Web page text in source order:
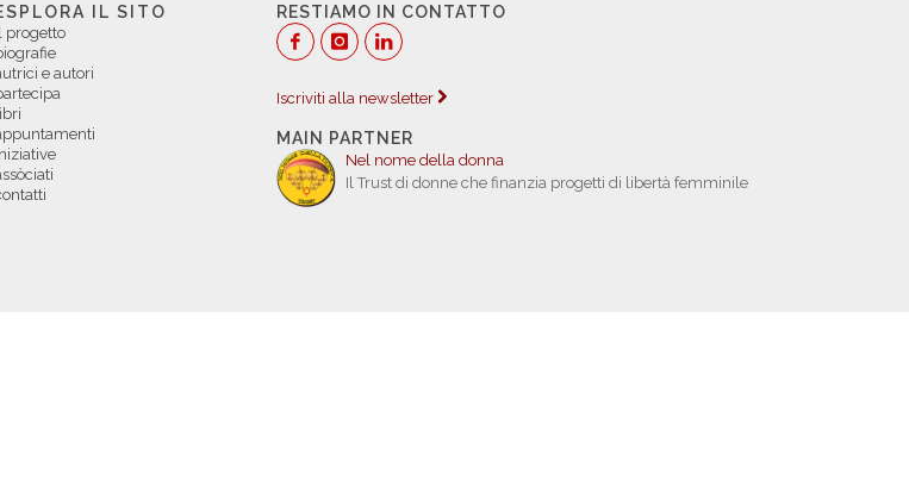
IL SITO
progetto
e autori
RESTIAMO IN CONTATTO
Iscriviti alla newsletter
MAIN PARTNER
Nel nome della donna
Il Trust di donne che finanzia progetti di libertà femminile